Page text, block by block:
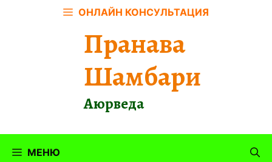
ОНЛАЙН КОНСУЛЬТАЦИЯ
Пранава
Шамбари
Аюрведа
МЕНЮ